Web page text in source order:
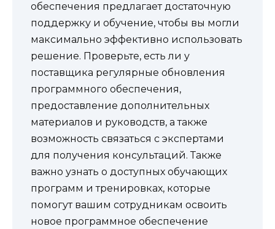
обеспечения предлагает достаточную
поддержку и обучение, чтобы вы могли
максимально эффективно использовать
решение. Проверьте, есть ли у
поставщика регулярные обновления
программного обеспечения,
предоставление дополнительных
материалов и руководств, а также
возможность связаться с экспертами
для получения консультаций. Также
важно узнать о доступных обучающих
программ и тренировках, которые
помогут вашим сотрудникам освоить
новое программное обеспечение